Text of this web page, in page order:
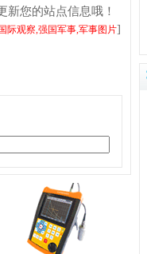
您的站点信息哦！
际观察,强国军事,军事图片]